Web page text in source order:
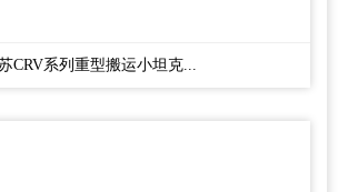
CRV系列重型搬运小坦克...